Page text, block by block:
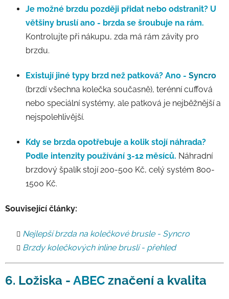
Je možné brzdu později přidat nebo odstranit? U
většiny bruslí ano - brzda se šroubuje na rám.
Kontrolujte při nákupu, zda má rám závity pro
brzdu.
Existují jiné typy brzd než patková? Ano - Syncro
(brzdí všechna kolečka současně), terénní cuffová
nebo speciální systémy, ale patková je nejběžnější a
nejspolehlivější.
Kdy se brzda opotřebuje a kolik stojí náhrada?
Podle intenzity používání 3-12 měsíců. Náhradní
brzdový špalík stojí 200-500 Kč, celý systém 800-
1500 Kč.
Související články:
Nejlepší brzda na kolečkové brusle - Syncro
Brzdy kolečkových inline bruslí - přehled
6. Ložiska - ABEC značení a kvalita